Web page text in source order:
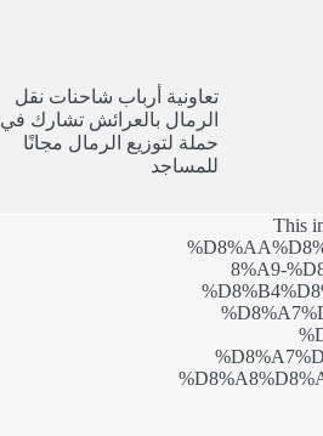
تعاونية أرباب شاحنات نقل
الرمال بالعرائش تشارك في
حملة لتوزيع الرمال مجانًا
للمساجد